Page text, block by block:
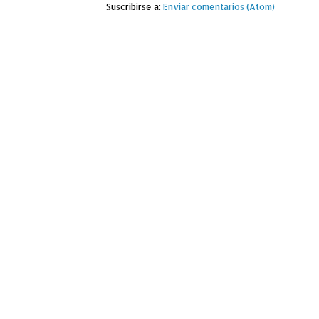
Suscribirse a: Enviar comentarios (Atom)